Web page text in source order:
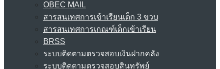
OBEC MAIL
สารสนเทศการเข้าเรียนเด็ก 3 ขวบ
สารสนเทศการเกณฑ์เด็กเข้าเรียน
BRSS
ระบบติดตามตรวจสอบเงินฝากคลัง
ระบบติดตามตรวจสอบสินทรัพย์